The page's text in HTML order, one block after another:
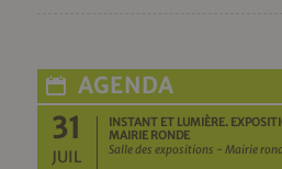
AGENDA
31
JUIL
INSTANT ET LUMIÈRE.
MAIRIE RONDE
Salle des expositions - Mairie